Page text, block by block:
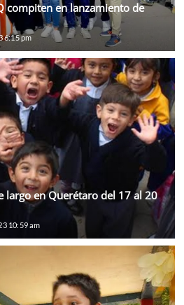
compiten en lanzamiento de
6:15 pm
largo en Querétaro del 17 al 20
10:59 am